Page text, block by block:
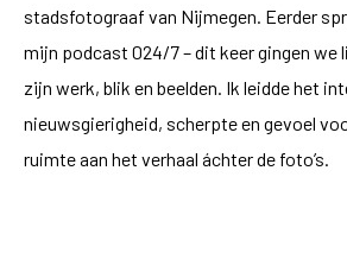
stadsfotograaf van Nijmegen. Eerder
mijn podcast 024/7 – dit keer gingen we
zijn werk, blik en beelden. Ik leidde het
nieuwsgierigheid, scherpte en gevoel
ruimte aan het verhaal áchter de foto’s.